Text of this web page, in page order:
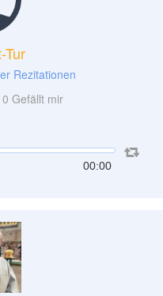
Tur
Rezitationen
0 Gefällt mir
00:00